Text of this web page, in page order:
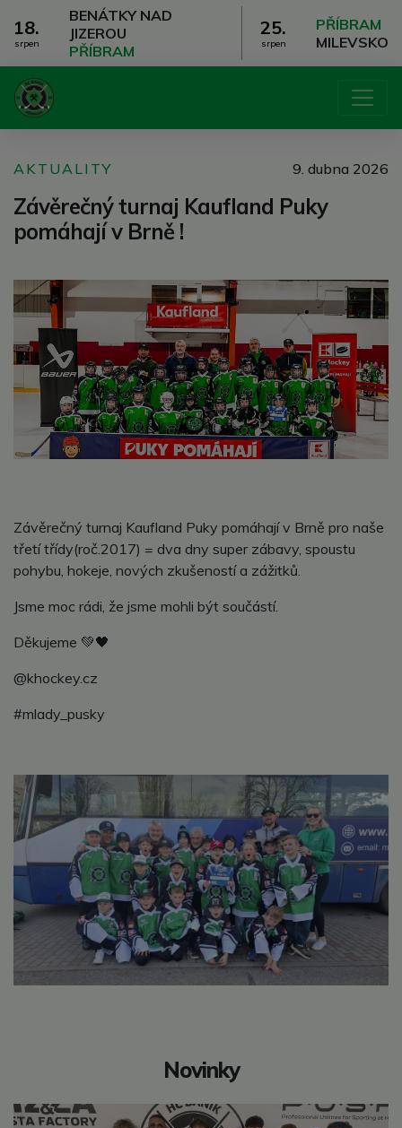
18.
srpen
BENÁTKY NAD
JIZEROU
PŘÍBRAM
25.
srpen
PŘÍBRAM
MILEVSKO
AKTUALITY 9. dubna 2026
Závěrečný turnaj Kaufland Puky
pomáhají v Brně !
Závěrečný turnaj Kaufland Puky pomáhají v Brně pro naše
třetí třídy(roč.2017) = dva dny super zábavy, spoustu
pohybu, hokeje, nových zkušeností a zážitků.
Jsme moc rádi, že jsme mohli být součástí.
Děkujeme 💚🖤
@khockey.cz
#mlady_pusky
Novinky